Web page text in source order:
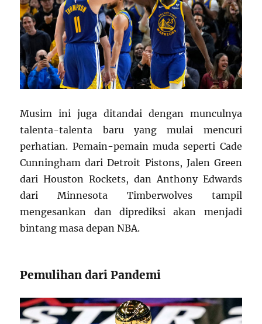
Musim ini juga ditandai dengan munculnya
talenta-talenta baru yang mulai mencuri
perhatian. Pemain-pemain muda seperti Cade
Cunningham dari Detroit Pistons, Jalen Green
dari Houston Rockets, dan Anthony Edwards
dari Minnesota Timberwolves tampil
mengesankan dan diprediksi akan menjadi
bintang masa depan NBA.
Pemulihan dari Pandemi